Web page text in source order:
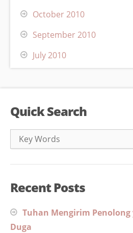
October 2010
September 2010
July 2010
Quick Search
Recent Posts
Tuhan Mengirim Penolong
Duga